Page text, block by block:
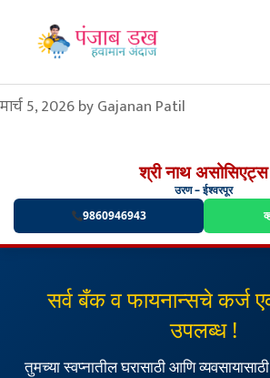
content
मार्च 5, 2026byGajanan Patil
श्री नाथ असोसिएट्स
उरण – ईश्वरपूर
9860946943
सर्व बँक व फायनान्सचे कर्ज
उपलब्ध !
तुमच्या स्वप्नातील घरासाठी आणि